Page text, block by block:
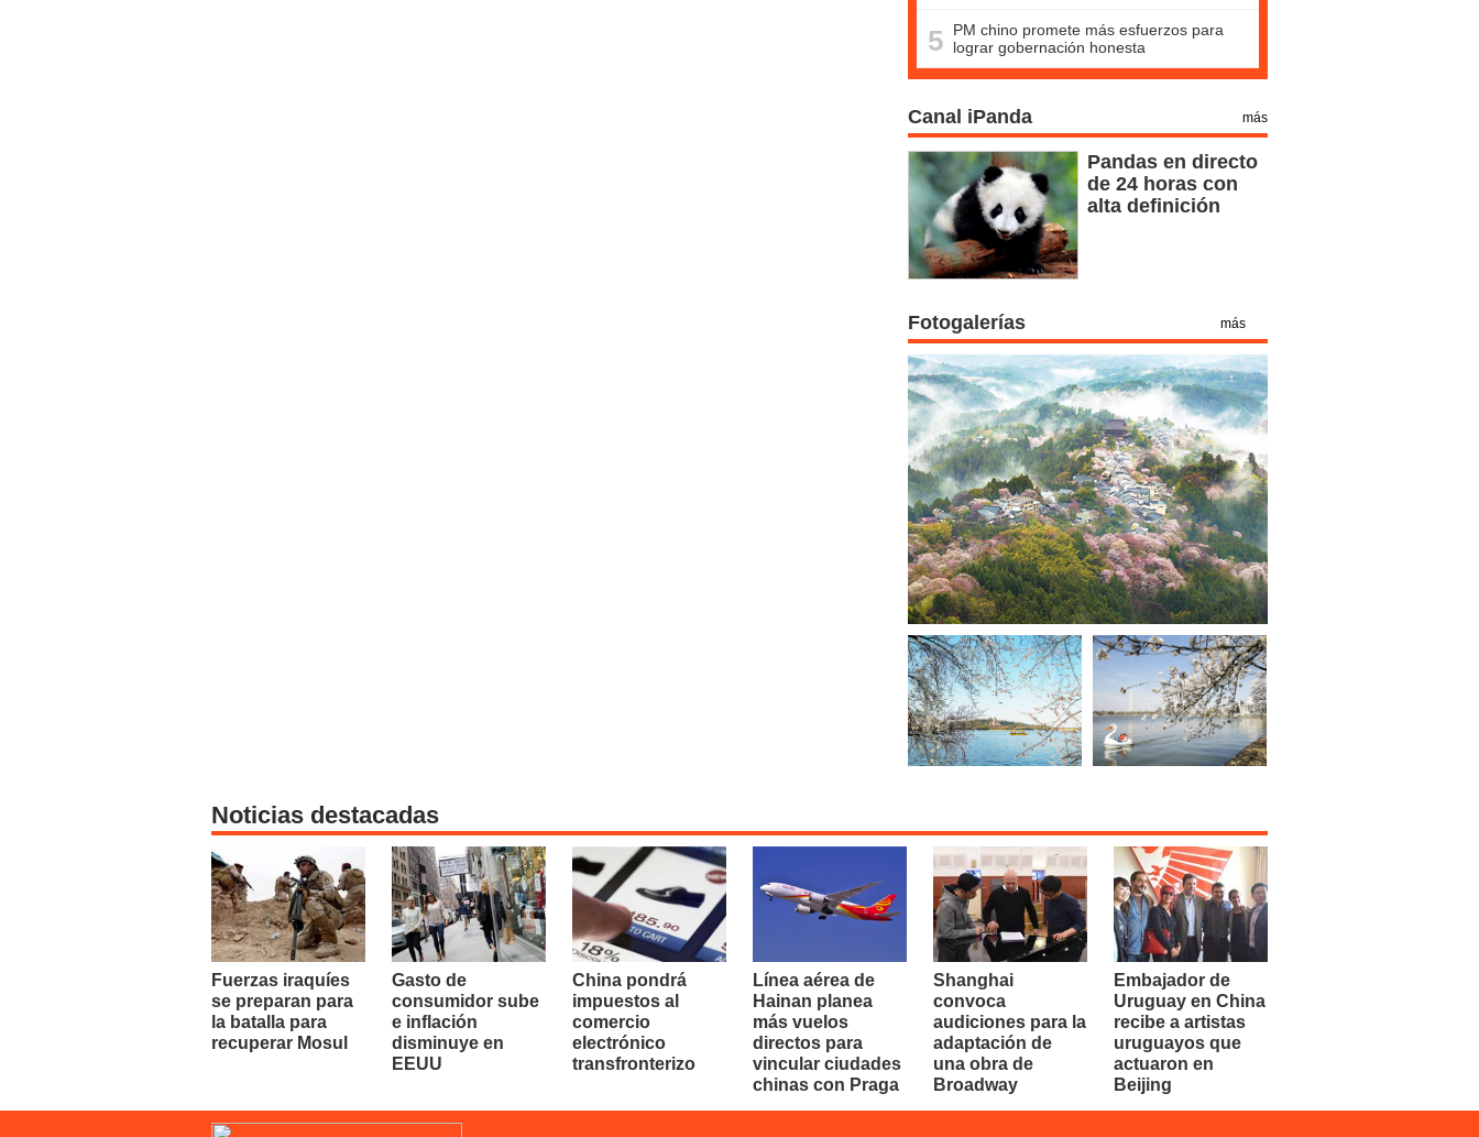
5
PM chino promete más esfuerzos para
lograr gobernación honesta
Canal iPanda más
Pandas en directo
de 24 horas con
alta definición
Fotogalerías más
Noticias destacadas
Fuerzas iraquíes
se preparan para
la batalla para
recuperar Mosul
Gasto de
consumidor sube
e inflación
disminuye en
EEUU
China pondrá
impuestos al
comercio
electrónico
transfronterizo
Línea aérea de
Hainan planea
más vuelos
directos para
vincular ciudades
chinas con Praga
Shanghai
convoca
audiciones para la
adaptación de
una obra de
Broadway
Embajador de
Uruguay en China
recibe a artistas
uruguayos que
actuaron en
Beijing